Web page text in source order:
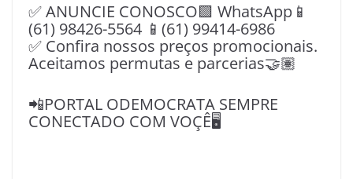
✅ ANUNCIE CONOSCO🟩 WhatsApp📱
(61) 98426-5564 📱(61) 99414-6986
✅ Confira nossos preços promocionais.
Aceitamos permutas e parcerias🤝🏽
📲PORTAL ODEMOCRATA SEMPRE
CONECTADO COM VOÇÊ🖥️